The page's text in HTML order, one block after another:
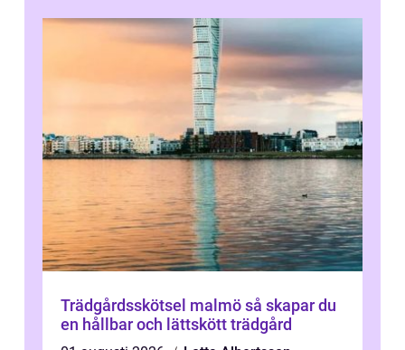
Trädgårdsskötsel malmö så skapar du
en hållbar och lättskött trädgård